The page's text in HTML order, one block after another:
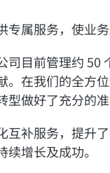
属服务，使业务
目前管理约 50
在我们的全方
做好了充分的准
补服务，提升
增长及成功。